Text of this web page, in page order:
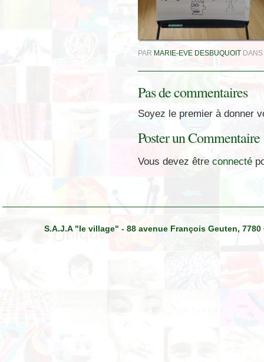
PAR MARIE-EVE DESBUQUOITDANS
Pas de commentaires
Soyez le premier à donner
Poster un Commentaire
Vous devez être connecté
S.A.J.A "le village" - 88 avenue François Geuten,